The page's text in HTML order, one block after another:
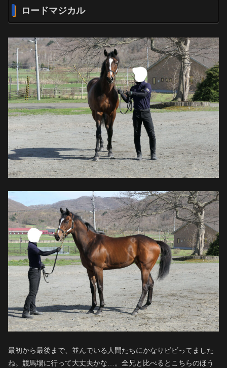
ロードマジカル
最初から最後まで、並んでいる人間たちにかなりビビってました
ね。競馬場に行って大丈夫かな…。全兄と比べるとこちらのほう